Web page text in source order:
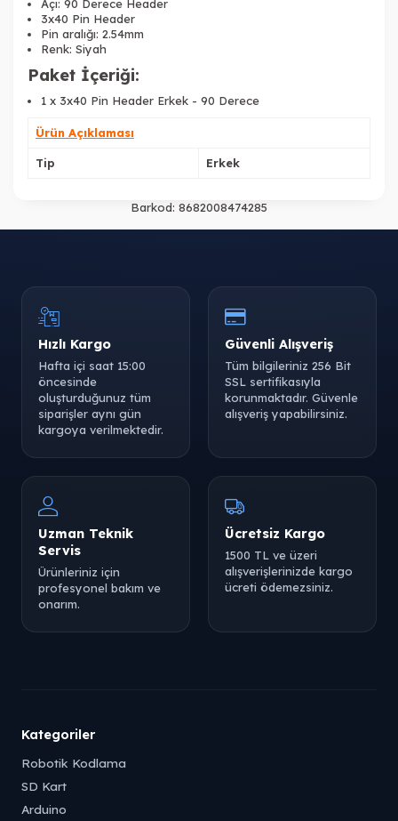
Açı: 90 Derece Header
3x40 Pin Header
Pin aralığı: 2.54mm
Renk: Siyah
Paket İçeriği:
1 x 3x40 Pin Header Erkek - 90 Derece
Ürün Açıklaması
Tip Erkek
Barkod: 8682008474285
Hızlı Kargo
Hafta içi saat 15:00
öncesinde
oluşturduğunuz tüm
siparişler aynı gün
kargoya verilmektedir.
Güvenli Alışveriş
Tüm bilgileriniz 256 Bit
SSL sertifikasıyla
korunmaktadır. Güvenle
alışveriş yapabilirsiniz.
Uzman Teknik
Servis
Ürünleriniz için
profesyonel bakım ve
onarım.
Ücretsiz Kargo
1500 TL ve üzeri
alışverişlerinizde kargo
ücreti ödemezsiniz.
Kategoriler
Robotik Kodlama
SD Kart
Arduino